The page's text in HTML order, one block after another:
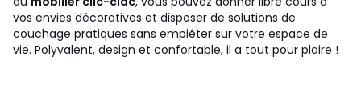
vos envies décoratives et disposer de solutions de
couchage pratiques sans empiéter sur votre espace de
vie. Polyvalent, design et confortable, il a tout pour plaire !